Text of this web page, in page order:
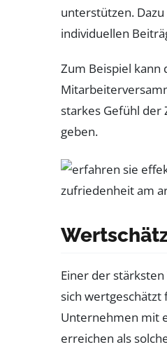
unterstützen.
individuellen
Zum Beispiel kann
starkes Gefühl der
geben.
Einer der
sich wertgeschätzt
Unternehmen mit
erreichen als